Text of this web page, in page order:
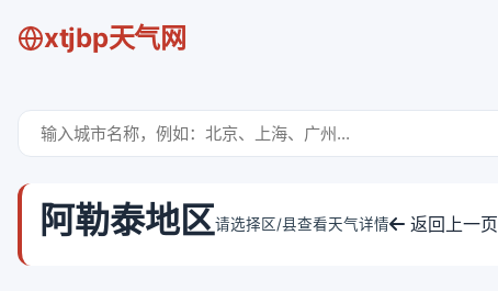
xtjbp天气网
阿勒泰地区请选择区/县查看天气详情 返回上一页